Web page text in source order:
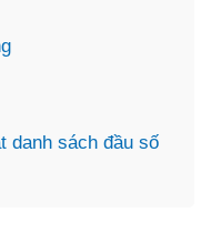
danh sách đầu số